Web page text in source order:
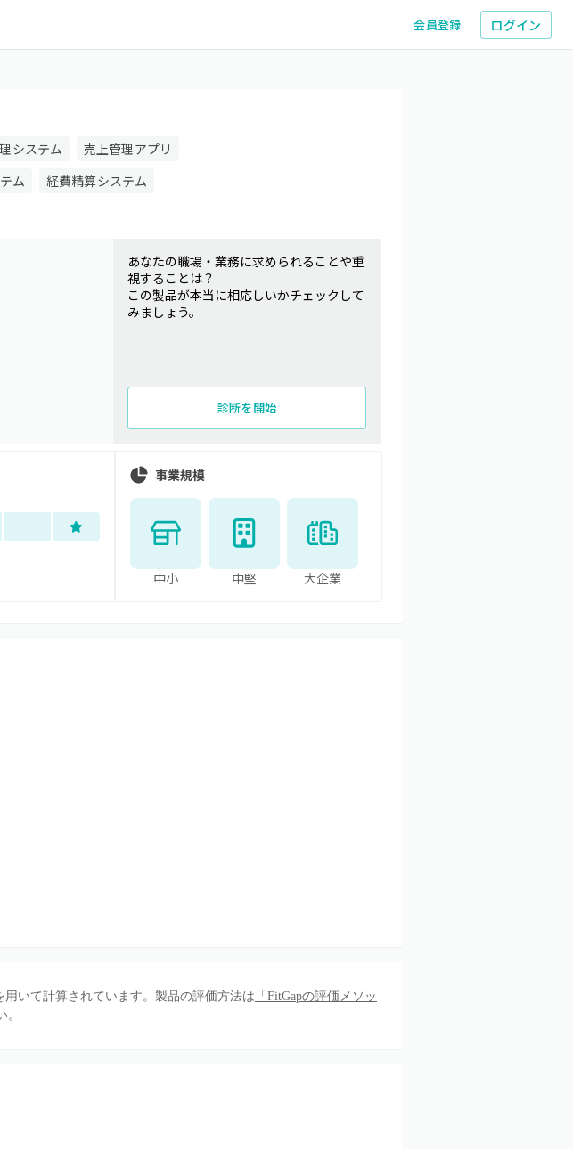
会員登録 ログイン
システム
売上管理アプリ
ム 経費精算システム
あなたの職場・業務に求められることや重
視することは？
この製品が本当に相応しいかチェックして
みましょう。
診断を開始
事業規模
中小 中堅 大企業
いて計算されています。製品の評価方法は 「FitGapの評価メソッ
。